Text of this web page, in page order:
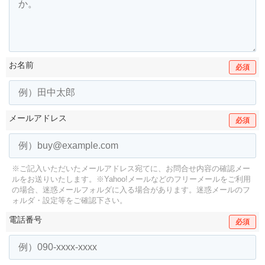
お名前 必須
メールアドレス 必須
※ご記入いただいたメールアドレス宛てに、お問合せ内容の確認メー
ルをお送りいたします。
※Yahoo!メールなどのフリーメールをご利用
の場合、迷惑メールフォルダに入る場合があります。 迷惑メールのフ
ォルダ・設定等をご確認下さい。
電話番号 必須